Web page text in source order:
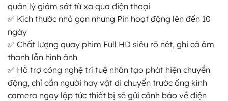
quản lý giám sát từ xa qua điện thoại
✅ Kích thước nhỏ gọn nhưng Pin hoạt động lên đến 10
ngày
✅ Chất lượng quay phim Full HD siêu rõ nét, ghi cả âm
thanh lẫn hình ảnh
✅ Hỗ trợ công nghệ trí tuệ nhân tạo phát hiện chuyển
động, chỉ cần người hay vật di chuyển trước ống kính
camera ngay lập tức thiết bị sẽ gửi cảnh báo về điện